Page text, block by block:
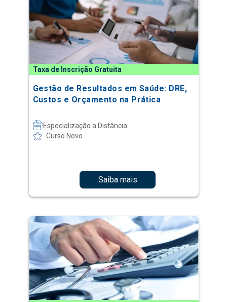
Taxa de Inscrição Gratuita
Gestão de Resultados em Saúde: DRE,
Custos e Orçamento na Prática
Especialização a Distância
Curso Novo
Saiba mais